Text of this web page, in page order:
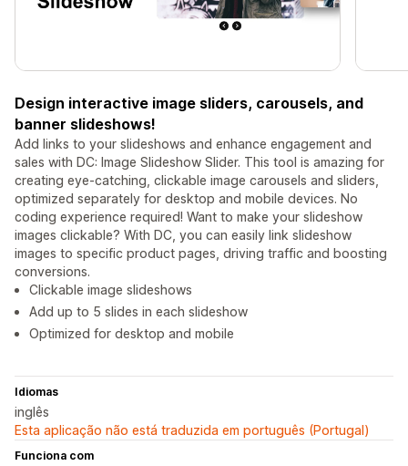
Design interactive image sliders, carousels, and
banner slideshows!
Add links to your slideshows and enhance engagement and
sales with DC: Image Slideshow Slider. This tool is amazing for
creating eye-catching, clickable image carousels and sliders,
optimized separately for desktop and mobile devices. No
coding experience required! Want to make your slideshow
images clickable? With DC, you can easily link slideshow
images to specific product pages, driving traffic and boosting
conversions.
Clickable image slideshows
Add up to 5 slides in each slideshow
Optimized for desktop and mobile
Idiomas
inglês
Esta aplicação não está traduzida em português (Portugal)
Funciona com